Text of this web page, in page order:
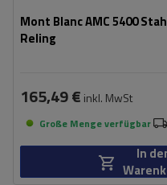
Mont Blanc AMC 5400
Reling
165,49 € inkl. MwSt
Große Menge verfügbar
In